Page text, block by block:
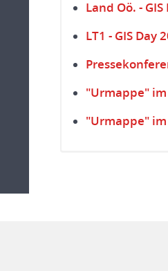
Land Oö. - GIS
LT1 - GIS Day
"Urmappe" im
"Urmappe" im